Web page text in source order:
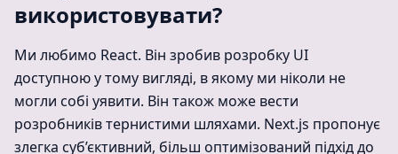
використовувати?
Ми любимо React. Він зробив розробку UI
доступною у тому вигляді, в якому ми ніколи не
могли собі уявити. Він також може вести
розробників тернистими шляхами. Next.js пропонує
злегка суб’єктивний, більш оптимізований підхід до